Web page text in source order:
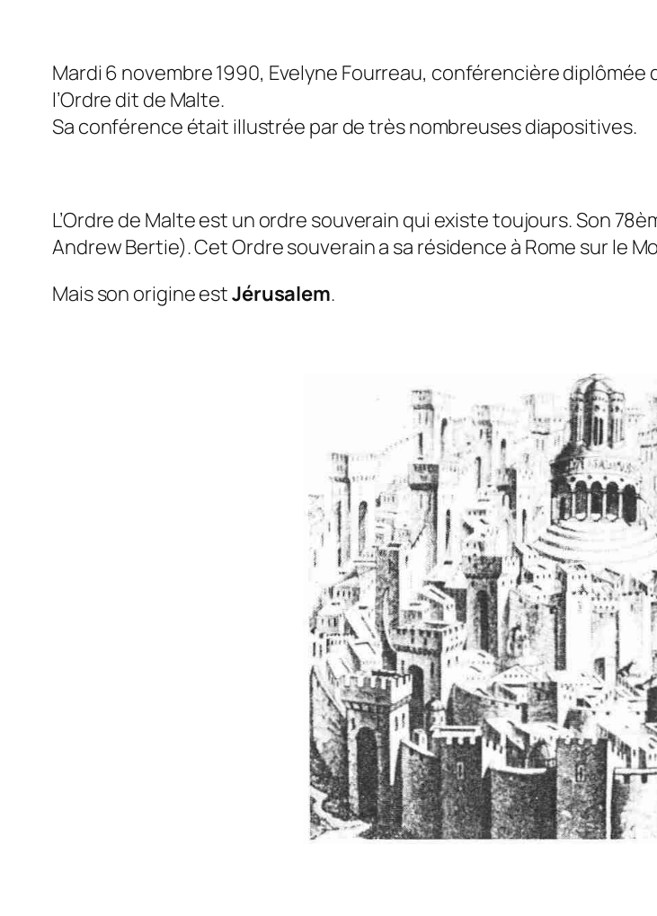
Mardi 6 novembre 1990, Evelyne Fourreau, conférencière diplômée
l’Ordre dit de Malte.
Sa conférence était illustrée par de très nombreuses diapositives.
L’Ordre de Malte est un ordre souverain qui existe toujours. Son
Andrew Bertie). Cet Ordre souverain a sa résidence à Rome sur le
Mais son origine estJérusalem.